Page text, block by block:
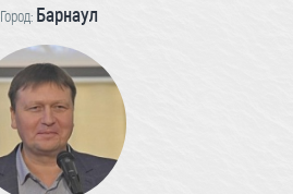
Город: Барнаул